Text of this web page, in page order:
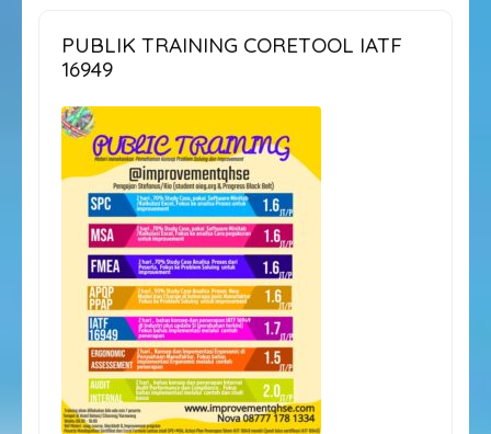
PUBLIK TRAINING CORETOOL IATF
16949